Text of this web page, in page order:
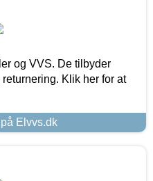
og VVS. De tilbyder
Klik her for at
Elvvs.dk